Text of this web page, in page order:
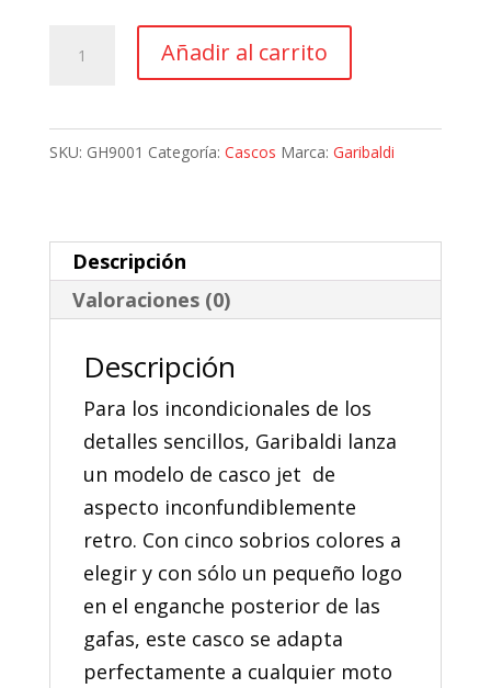
era:
115,66 €.
es:
104,09 €.
cantidad
Añadir al carrito
SKU: GH9001 Categoría: Cascos Marca: Garibaldi
Descripción
Valoraciones (0)
Descripción
Para los incondicionales de los
detalles sencillos, Garibaldi lanza
un modelo de casco jet de
aspecto inconfundiblemente
retro. Con cinco sobrios colores a
elegir y con sólo un pequeño logo
en el enganche posterior de las
gafas, este casco se adapta
perfectamente a cualquier moto